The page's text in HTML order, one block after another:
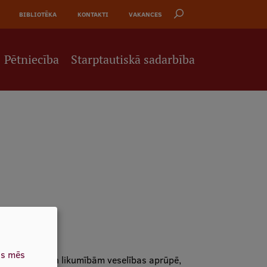
BIBLIOTĒKA KONTAKTI VAKANCES
Pētniecība Starptautiskā sadarbība
un likumībām veselības aprūpē,
mēs